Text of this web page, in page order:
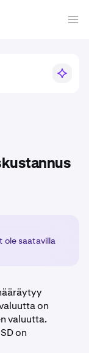
ole saatavilla
on
valuutta.
on